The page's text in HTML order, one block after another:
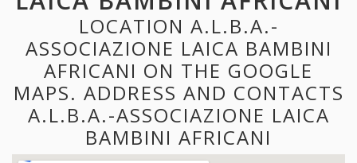
LOCATION A.L.B.A.-
ASSOCIAZIONE LAICA BAMBINI
AFRICANI ON THE GOOGLE
MAPS. ADDRESS AND CONTACTS
A.L.B.A.-ASSOCIAZIONE LAICA
BAMBINI AFRICANI